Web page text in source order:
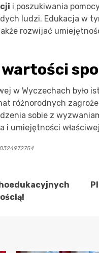
i poszukiwania
ludzi. Edukacja w
rozwijać
wartości
w Wyczechach było
różnorodnych
sobie z
i umiejętności